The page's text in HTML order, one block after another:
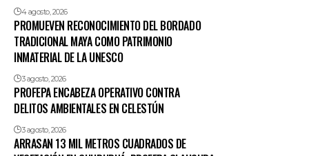
4 agosto, 2026
PROMUEVEN RECONOCIMIENTO DEL BORDADO
TRADICIONAL MAYA COMO PATRIMONIO
INMATERIAL DE LA UNESCO
3 agosto, 2026
PROFEPA ENCABEZA OPERATIVO CONTRA
DELITOS AMBIENTALES EN CELESTÚN
3 agosto, 2026
ARRASAN 13 MIL METROS CUADRADOS DE